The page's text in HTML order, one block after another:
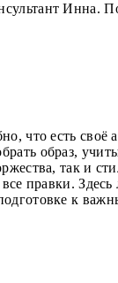
Инна.
есть своё
образ,
так и
правки.
к